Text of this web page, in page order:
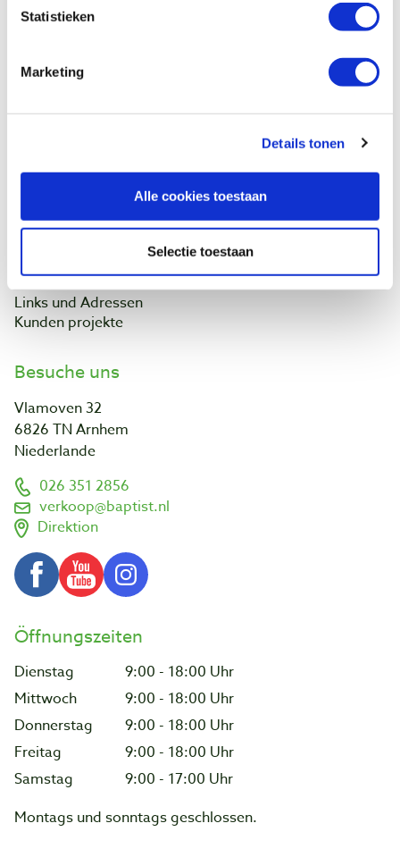
Statistieken
Marketing
Details tonen
Alle cookies toestaan
Selectie toestaan
Zahlung
Kontakt
Datenschutzerklärung
Batteriegesetz
Baptist Arnheim
Ontdek IJsseloord 1
Kalender
Links und Adressen
Kunden projekte
Besuche uns
Vlamoven 32
6826 TN Arnhem
Niederlande
026 351 2856
verkoop@baptist.nl
Direktion
Öffnungszeiten
Dienstag
9:00 - 18:00 Uhr
Mittwoch
9:00 - 18:00 Uhr
Donnerstag
9:00 - 18:00 Uhr
Freitag
9:00 - 18:00 Uhr
Samstag
9:00 - 17:00 Uhr
Montags und sonntags geschlossen.